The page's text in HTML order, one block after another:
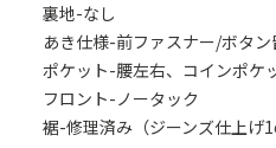
裏地-なし
あき仕様-前ファスナー/ボタン
ポケット-腰左右、コインポケ
フロント-ノータック
裾-修理済み（ジーンズ仕上げ